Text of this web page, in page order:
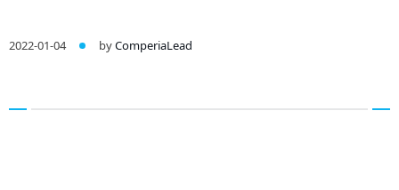
2022-01-04 byComperiaLead